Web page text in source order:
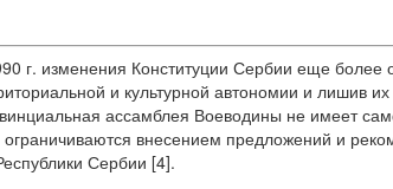
г. изменения Конституции Сербии еще
и культурной автономии и лишив
ассамблея Воеводины не имеет
внесением предложений и
Сербии [4].